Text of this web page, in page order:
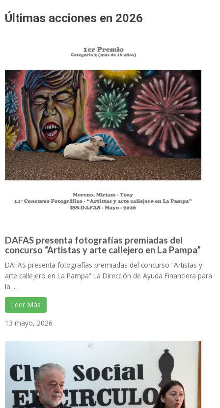
Últimas acciones en 2026
DAFAS presenta fotografías premiadas del
concurso “Artistas y arte callejero en La Pampa”
DAFAS presenta fotografías premiadas del concurso “Artistas y
arte callejero en La Pampa” La Dirección de Ayuda Financiera para
la ...
Leer Más
13 mayo, 2026